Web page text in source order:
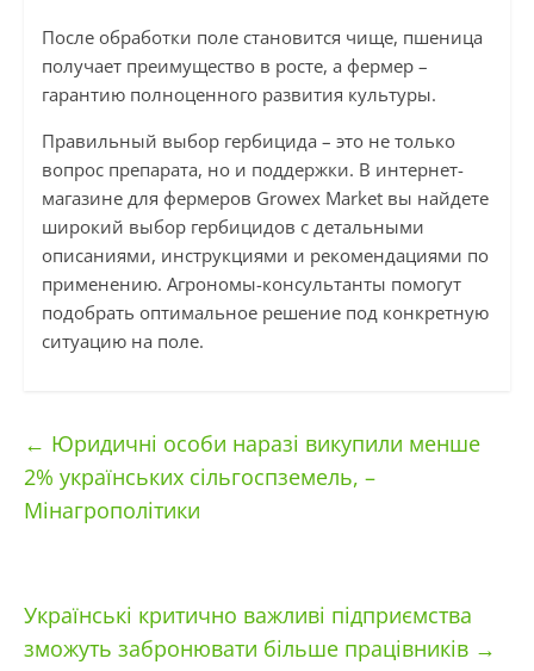
После обработки поле становится чище, пшеница
получает преимущество в росте, а фермер –
гарантию полноценного развития культуры.
Правильный выбор гербицида – это не только
вопрос препарата, но и поддержки. В интернет-
магазине для фермеров Growex Market вы найдете
широкий выбор гербицидов с детальными
описаниями, инструкциями и рекомендациями по
применению. Агрономы-консультанты помогут
подобрать оптимальное решение под конкретную
ситуацию на поле.
← Юридичні особи наразі викупили менше
2% українських сільгоспземель, –
Мінагрополітики
Українські критично важливі підприємства
зможуть забронювати більше працівників →